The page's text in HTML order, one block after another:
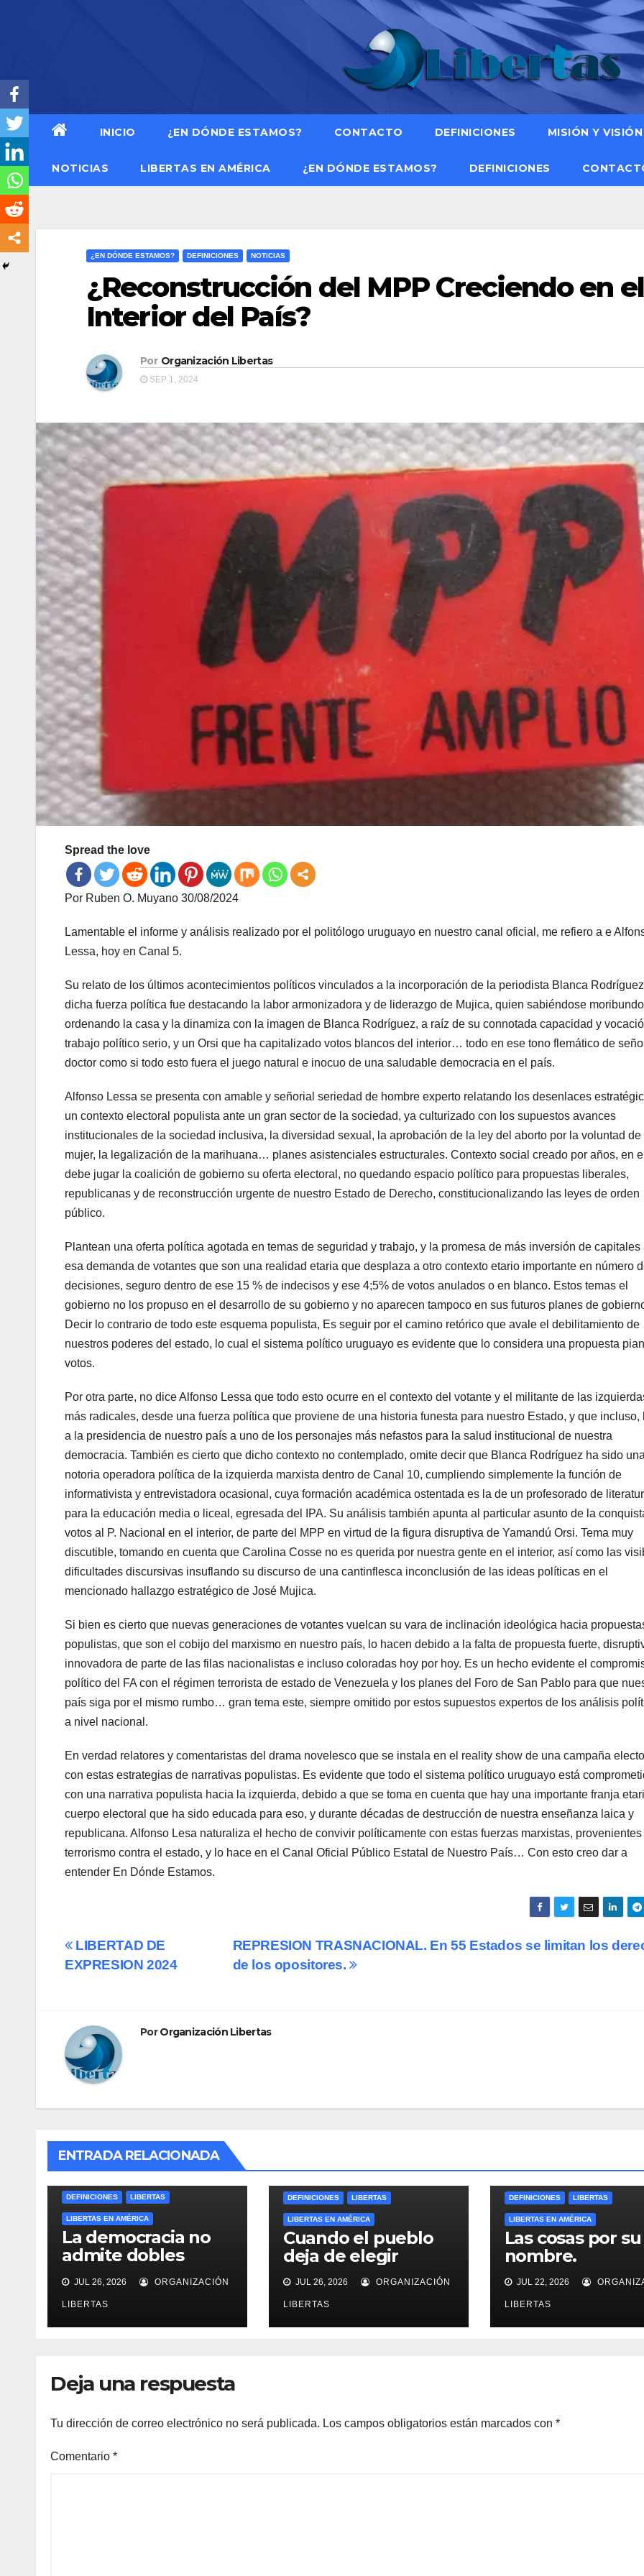
INICIO ¿EN DÓNDE ESTAMOS? CONTACTO DEFINICIONES MISIÓN Y VISIÓN
NOTICIAS LIBERTAS EN AMÉRICA ¿EN DÓNDE ESTAMOS? DEFINICIONES
¿EN DÓNDE ESTAMOS? DEFINICIONES NOTICIAS
¿Reconstrucción del MPP Creciendo en el
Interior del País?
Por Organización Libertas
SEP 1, 2024
Spread the love
Por Ruben O. Muyano 30/08/2024
Lamentable el informe y análisis realizado por el politólogo uruguayo en nuestro canal oficial, me refiero a e
Lessa, hoy en Canal 5.
Su relato de los últimos acontecimientos políticos vinculados a la incorporación de la periodista Blanca
dicha fuerza política fue destacando la labor armonizadora y de liderazgo de Mujica, quien sabiéndose
ordenando la casa y la dinamiza con la imagen de Blanca Rodríguez, a raíz de su connotada capacidad y
trabajo político serio, y un Orsi que ha capitalizado votos blancos del interior… todo en ese tono flemático de
doctor como si todo esto fuera el juego natural e inocuo de una saludable democracia en el país.
Alfonso Lessa se presenta con amable y señorial seriedad de hombre experto relatando los desenlaces
un contexto electoral populista ante un gran sector de la sociedad, ya culturizado con los supuestos avances
institucionales de la sociedad inclusiva, la diversidad sexual, la aprobación de la ley del aborto por la voluntad de
mujer, la legalización de la marihuana… planes asistenciales estructurales. Contexto social creado por años, en
debe jugar la coalición de gobierno su oferta electoral, no quedando espacio político para propuestas liberales,
republicanas y de reconstrucción urgente de nuestro Estado de Derecho, constitucionalizando las leyes de orden
público.
Plantean una oferta política agotada en temas de seguridad y trabajo, y la promesa de más inversión de capitales
esa demanda de votantes que son una realidad etaria que desplaza a otro contexto etario importante en número
decisiones, seguro dentro de ese 15 % de indecisos y ese 4;5% de votos anulados o en blanco. Estos temas el
gobierno no los propuso en el desarrollo de su gobierno y no aparecen tampoco en sus futuros planes de
Decir lo contrario de todo este esquema populista, Es seguir por el camino retórico que avale el debilitamiento de
nuestros poderes del estado, lo cual el sistema político uruguayo es evidente que lo considera una propuesta
votos.
Por otra parte, no dice Alfonso Lessa que todo esto ocurre en el contexto del votante y el militante de las
más radicales, desde una fuerza política que proviene de una historia funesta para nuestro Estado, y que incluso,
a la presidencia de nuestro país a uno de los personajes más nefastos para la salud institucional de nuestra
democracia. También es cierto que dicho contexto no contemplado, omite decir que Blanca Rodríguez ha sido
notoria operadora política de la izquierda marxista dentro de Canal 10, cumpliendo simplemente la función de
informativista y entrevistadora ocasional, cuya formación académica ostentada es la de un profesorado de
para la educación media o liceal, egresada del IPA. Su análisis también apunta al particular asunto de la
votos al P. Nacional en el interior, de parte del MPP en virtud de la figura disruptiva de Yamandú Orsi. Tema muy
discutible, tomando en cuenta que Carolina Cosse no es querida por nuestra gente en el interior, así como las
dificultades discursivas insuflando su discurso de una cantinflesca inconclusión de las ideas políticas en el
mencionado hallazgo estratégico de José Mujica.
Si bien es cierto que nuevas generaciones de votantes vuelcan su vara de inclinación ideológica hacia
populistas, que son el cobijo del marxismo en nuestro país, lo hacen debido a la falta de propuesta fuerte,
innovadora de parte de las filas nacionalistas e incluso coloradas hoy por hoy. Es un hecho evidente el
político del FA con el régimen terrorista de estado de Venezuela y los planes del Foro de San Pablo para que
país siga por el mismo rumbo… gran tema este, siempre omitido por estos supuestos expertos de los análisis
a nivel nacional.
En verdad relatores y comentaristas del drama novelesco que se instala en el reality show de una campaña
con estas estrategias de narrativas populistas. Es evidente que todo el sistema político uruguayo está
con una narrativa populista hacia la izquierda, debido a que se toma en cuenta que hay una importante franja
cuerpo electoral que ha sido educada para eso, y durante décadas de destrucción de nuestra enseñanza laica y
republicana. Alfonso Lesa naturaliza el hecho de convivir políticamente con estas fuerzas marxistas,
terrorismo contra el estado, y lo hace en el Canal Oficial Público Estatal de Nuestro País… Con esto creo dar a
entender En Dónde Estamos.
Navegación
REPRESION TRASNACIONAL. En 55 Estados se limitan los
de los opositores.
LIBERTAD DE
EXPRESION 2024
PorOrganización Libertas
ENTRADA RELACIONADA
DEFINICIONES LIBERTAS
LIBERTAS EN AMÉRICA
La democracia no
admite dobles
estándares
JUL 26, 2026 ORGANIZACIÓN
LIBERTAS
DEFINICIONES LIBERTAS
LIBERTAS EN AMÉRICA
Cuando el pueblo
deja de elegir
JUL 26, 2026 ORGANIZACIÓN
LIBERTAS
DEFINICIONES LIBERTAS
LIBERTAS EN AMÉRICA
Las cosas por su
nombre.
JUL 22, 2026
LIBERTAS
Deja una respuesta
Tu dirección de correo electrónico no será publicada. Los campos obligatorios están marcados con *
Comentario *